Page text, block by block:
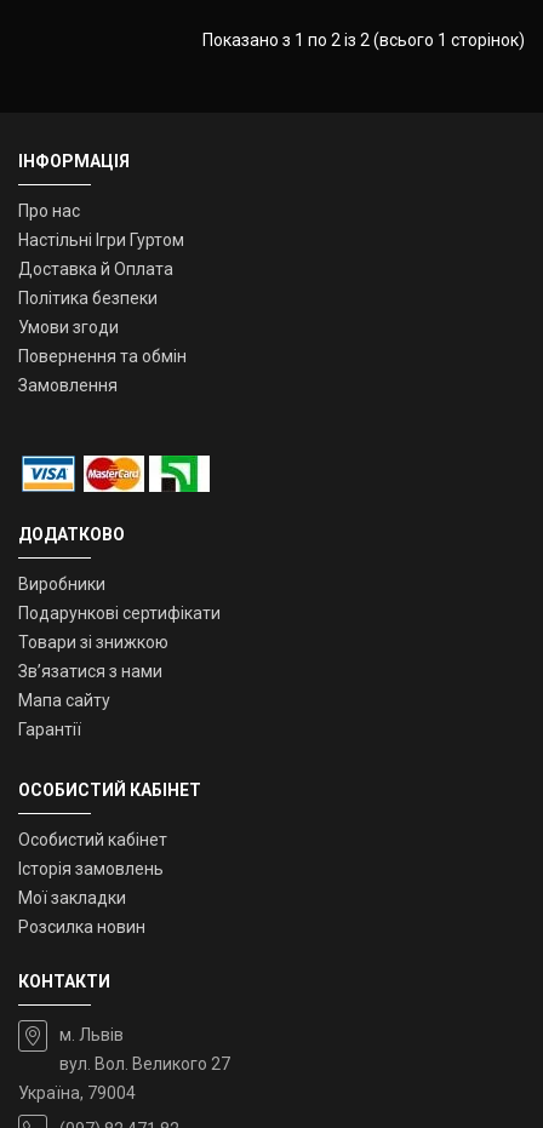
Показано з 1 по 2 із 2 (всього 1 сторінок)
ІНФОРМАЦІЯ
Про нас
Настільні Ігри Гуртом
Доставка й Оплата
Політика безпеки
Умови згоди
Повернення та обмін
Замовлення
ДОДАТКОВО
Виробники
Подарункові сертифікати
Товари зі знижкою
Зв’язатися з нами
Мапа сайту
Гарантії
ОСОБИСТИЙ КАБІНЕТ
Особистий кабінет
Історія замовлень
Мої закладки
Розсилка новин
КОНТАКТИ
м. Львів
вул. Вол. Великого 27
Україна, 79004